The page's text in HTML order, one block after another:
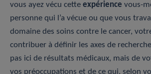
vous ayez vécu cette expérience vous-
personne qui l’a vécue ou que vous
domaine des soins contre le cancer,
contribuer à définir les axes de
pas ici de résultats médicaux, mais de
vos préoccupations et de ce qui, selon